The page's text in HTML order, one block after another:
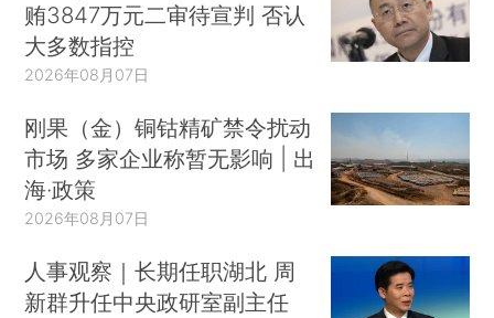
贿3847万元二审待宣判 否认
大多数指控
2026年08月07日
刚果（金）铜钴精矿禁令扰动
市场 多家企业称暂无影响 | 出
海·政策
2026年08月07日
人事观察｜长期任职湖北 周
新群升任中央政研室副主任